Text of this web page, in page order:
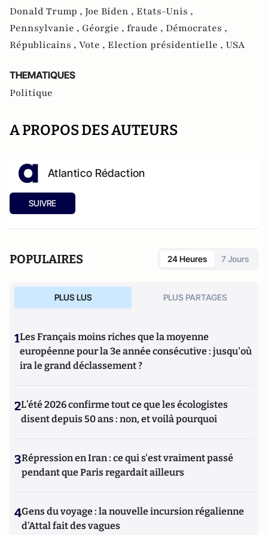
Donald Trump , Joe Biden , Etats-Unis ,
Pennsylvanie , Géorgie , fraude , Démocrates ,
Républicains , Vote , Election présidentielle , USA
THEMATIQUES
Politique
A PROPOS DES AUTEURS
Atlantico Rédaction
SUIVRE
POPULAIRES 24 Heures 7 Jours
PLUS LUS PLUS PARTAGES
1Les Français moins riches que la moyenne
européenne pour la 3e année consécutive : jusqu'où
ira le grand déclassement ?
2L’été 2026 confirme tout ce que les écologistes
disent depuis 50 ans : non, et voilà pourquoi
3Répression en Iran : ce qui s'est vraiment passé
pendant que Paris regardait ailleurs
4Gens du voyage : la nouvelle incursion régalienne
d'Attal fait des vagues